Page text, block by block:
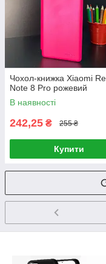
Чохол-книжка Xiaomi
Note 8 Pro рожевий
В наявності
242,25 ₴ 255 ₴
Купити